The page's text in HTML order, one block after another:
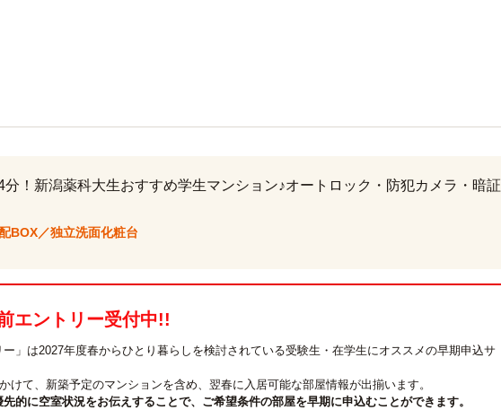
！新潟薬科大生おすすめ学生マンション♪オートロック・防犯カメラ・暗証
BOX／独立洗面化粧台
エントリー受付中!!
ー」は2027年度春からひとり暮らしを検討されている受験生・在学生にオススメの早期申込サ
けて、新築予定のマンションを含め、翌春に入居可能な部屋情報が出揃います。
的に空室状況をお伝えすることで、ご希望条件の部屋を早期に申込むことができます。